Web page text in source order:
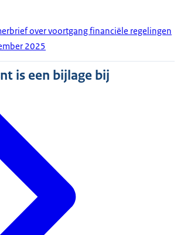
over voortgang financiële regelingen
2025
is een bijlage bij